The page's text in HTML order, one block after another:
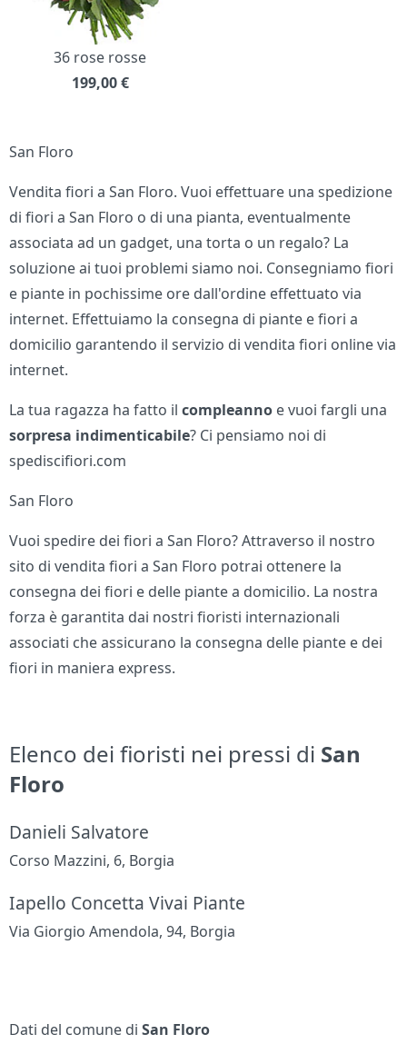
36 rose rosse
199,00 €
San Floro
Vendita fiori a San Floro. Vuoi effettuare una spedizione
di fiori a San Floro o di una pianta, eventualmente
associata ad un gadget, una torta o un regalo? La
soluzione ai tuoi problemi siamo noi. Consegniamo fiori
e piante in pochissime ore dall'ordine effettuato via
internet. Effettuiamo la consegna di piante e fiori a
domicilio garantendo il servizio di vendita fiori online via
internet.
La tua ragazza ha fatto ilcompleanno e vuoi fargli una
sorpresa indimenticabile? Ci pensiamo noi di
spediscifiori.com
San Floro
Vuoi spedire dei fiori a San Floro? Attraverso il nostro
sito di vendita fiori a San Floro potrai ottenere la
consegna dei fiori e delle piante a domicilio. La nostra
forza è garantita dai nostri fioristi internazionali
associati che assicurano la consegna delle piante e dei
fiori in maniera express.
Elenco dei fioristi nei pressi di San
Floro
Danieli Salvatore
Corso Mazzini, 6, Borgia
Iapello Concetta Vivai Piante
Via Giorgio Amendola, 94, Borgia
Dati del comune diSan Floro